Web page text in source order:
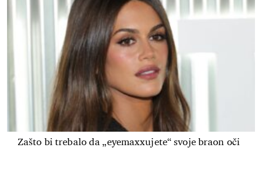
Zašto bi trebalo da „eyemaxxujete“ svoje braon oči